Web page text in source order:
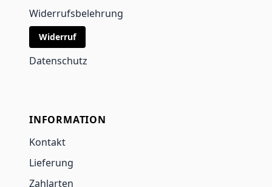
Widerrufsbelehrung
Widerruf
Datenschutz
INFORMATION
Kontakt
Lieferung
Zahlarten